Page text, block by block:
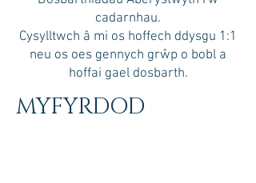
cadarnhau.
Cysylltwch â mi os hoffech ddysgu 1:1
neu os oes gennych grŵp o bobl a
hoffai gael dosbarth.
MYFYRDOD